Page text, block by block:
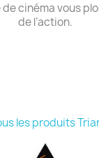
de cinéma vous
de l’action.
les produits